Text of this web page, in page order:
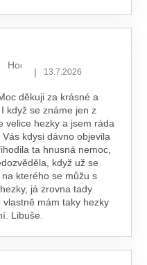
Hodnocení obchodu je 5 z 5
| 13.7.2026
děkuji za krásné a
když se známe jen z
velice hezky a jsem ráda
kdysi dávno objevila
ta hnusná nemoc,
když už se
kterého se můžu s
já zrovna tady
mám taky hezky
Libuše.